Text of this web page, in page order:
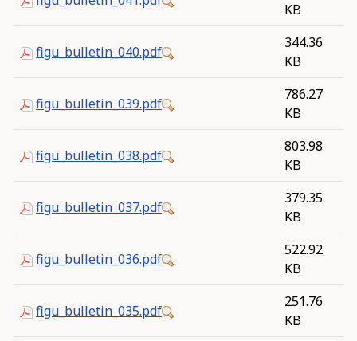
KB
figu_bulletin_040.pdf
344.36
KB
figu_bulletin_039.pdf
786.27
KB
figu_bulletin_038.pdf
803.98
KB
figu_bulletin_037.pdf
379.35
KB
figu_bulletin_036.pdf
522.92
KB
figu_bulletin_035.pdf
251.76
KB